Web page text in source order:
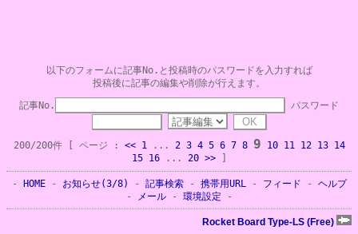
以下のフォームに記事No.と投稿時のパスワードを入力すれば
投稿後に記事の編集や削除が行えます。
記事No.
パスワード
200/200件 [ ページ : << 1... 2 3 4 5 6 7 8 9 10 11 12 13
14
15
16... 20 >>]
- HOME- お知らせ(3/8) - 記事検索- 携帯用URL - フィード - ヘルプ
-
メール- 環境設定 -
Rocket Board Type-LS (Free)